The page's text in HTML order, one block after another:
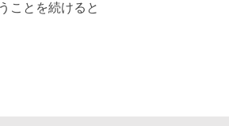
ことを続けると